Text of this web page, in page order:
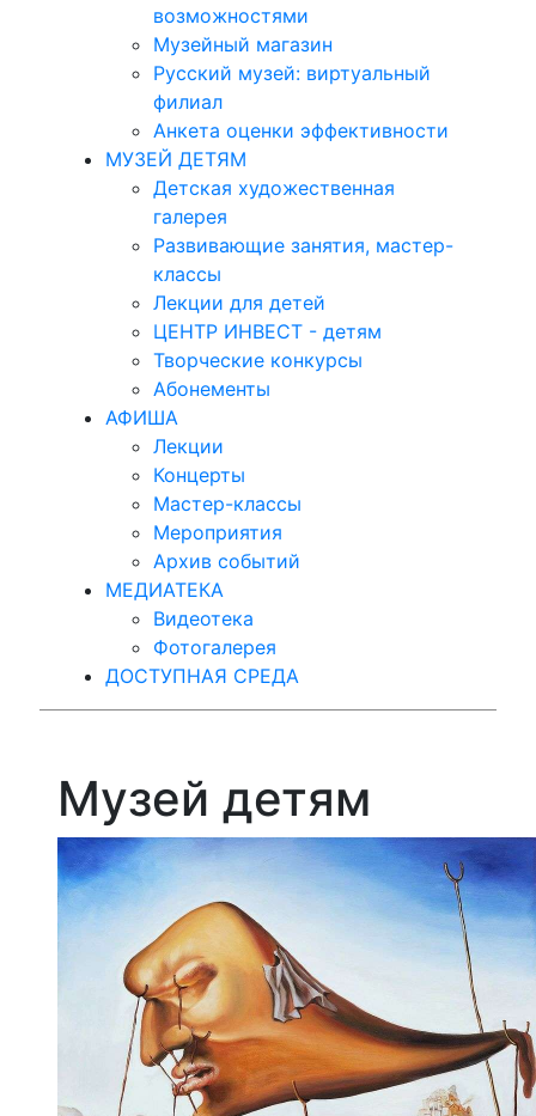
возможностями
Музейный магазин
Русский музей: виртуальный
филиал
Анкета оценки эффективности
МУЗЕЙ ДЕТЯМ
Детская художественная
галерея
Развивающие занятия, мастер-
классы
Лекции для детей
ЦЕНТР ИНВЕСТ - детям
Творческие конкурсы
Абонементы
АФИША
Лекции
Концерты
Мастер-классы
Мероприятия
Архив событий
МЕДИАТЕКА
Видеотека
Фотогалерея
ДОСТУПНАЯ СРЕДА
Музей детям